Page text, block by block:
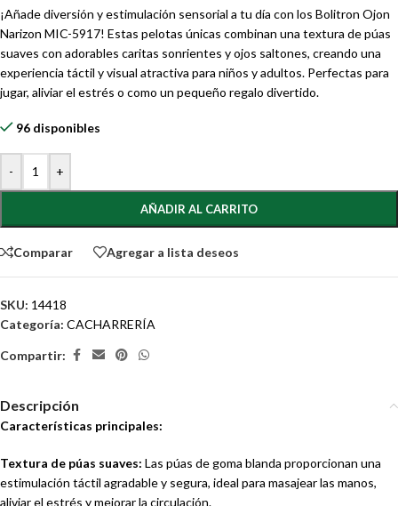
¡Añade diversión y estimulación sensorial a tu día con los Bolitron Ojon
Narizon MIC-5917! Estas pelotas únicas combinan una textura de púas
suaves con adorables caritas sonrientes y ojos saltones, creando una
experiencia táctil y visual atractiva para niños y adultos. Perfectas para
jugar, aliviar el estrés o como un pequeño regalo divertido.
96 disponibles
- +
AÑADIR AL CARRITO
Comparar Agregar a lista deseos
SKU: 14418
Categoría: CACHARRERÍA
Compartir:
Descripción
Características principales:
Textura de púas suaves: Las púas de goma blanda proporcionan una
estimulación táctil agradable y segura, ideal para masajear las manos,
aliviar el estrés y mejorar la circulación.